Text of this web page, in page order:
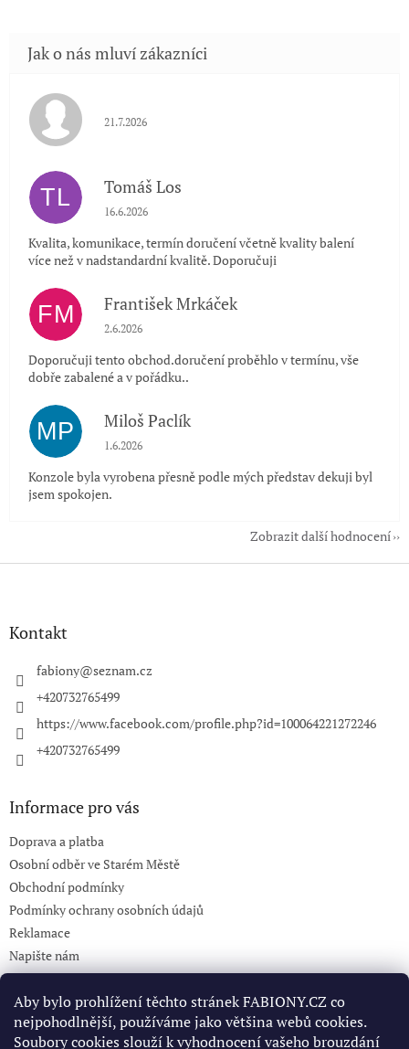
Aby bylo prohlížení těchto stránek FABIONY.CZ co
nejpohodlnější, používáme jako většina webů cookies.
Soubory cookies slouží k vyhodnocení vašeho brouzdání
Hodnocení obchodu je 5 z 5 hvězdiček.
21.7.2026
TL Tomáš Los
Hodnocení obchodu je 5 z 5 hvězdiček.
16.6.2026
Kvalita, komunikace, termín doručení včetně kvality balení
více než v nadstandardní kvalitě. Doporučuji
FM František Mrkáček
Hodnocení obchodu je 5 z 5 hvězdiček.
2.6.2026
Doporučuji tento obchod.doručení proběhlo v termínu, vše
dobře zabalené a v pořádku..
MP Miloš Paclík
Hodnocení obchodu je 5 z 5 hvězdiček.
1.6.2026
Konzole byla vyrobena přesně podle mých představ dekuji byl
jsem spokojen.
Zobrazit další hodnocení
Z
Kontakt
fabiony@seznam.cz
+420732765499
https://www.facebook.com/profile.php?id=100064221272246
+420732765499
Informace pro vás
Doprava a platba
Osobní odběr ve Starém Městě
Obchodní podmínky
Podmínky ochrany osobních údajů
Reklamace
Napište nám
KONTAKT 732765499